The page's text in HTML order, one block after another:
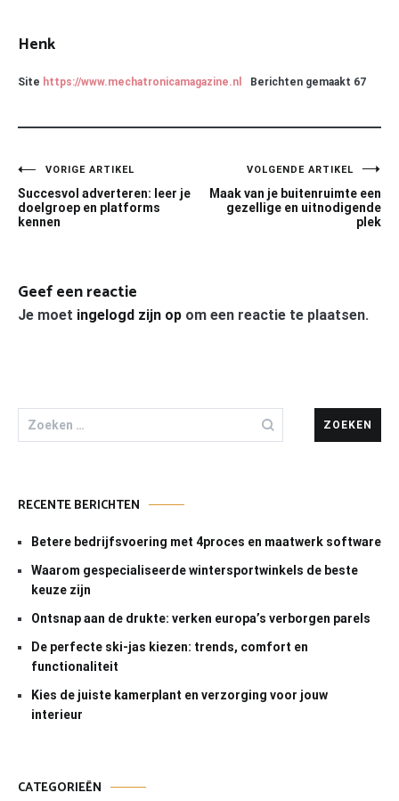
Henk
Site https://www.mechatronicamagazine.nl Berichten gemaakt 67
Bericht
navigatie
VORIGE ARTIKEL
Succesvol adverteren: leer je
doelgroep en platforms
kennen
VOLGENDE ARTIKEL
Maak van je buitenruimte een
gezellige en uitnodigende
plek
Geef een reactie
Je moet ingelogd zijn op om een reactie te plaatsen.
Zoeken
naar:
RECENTE BERICHTEN
Betere bedrijfsvoering met 4proces en maatwerk software
Waarom gespecialiseerde wintersportwinkels de beste
keuze zijn
Ontsnap aan de drukte: verken europa’s verborgen parels
De perfecte ski-jas kiezen: trends, comfort en
functionaliteit
Kies de juiste kamerplant en verzorging voor jouw
interieur
CATEGORIEËN